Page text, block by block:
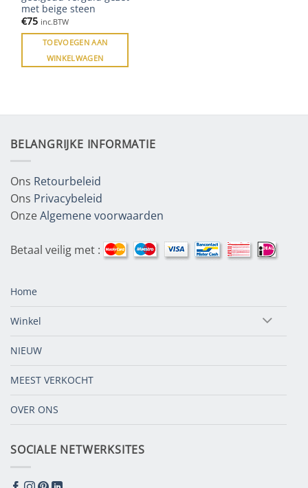
met beige steen
€75 inc.BTW
TOEVOEGEN AAN
WINKELWAGEN
BELANGRIJKE INFORMATIE
Ons Retourbeleid
Ons Privacybeleid
OnzeAlgemene voorwaarden
Betaal veilig met :
Home
Winkel
NIEUW
MEEST VERKOCHT
OVER ONS
SOCIALE NETWERKSITES